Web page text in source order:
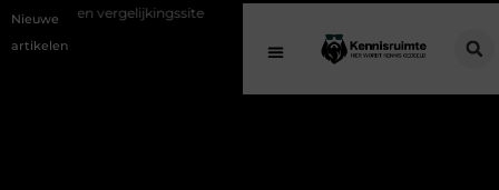
Nieuwe
artikelen
Schenking aan een goed doel: waarom geven